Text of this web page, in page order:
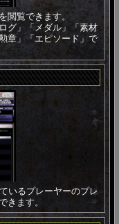
閲覧できます。
グ」「メダル」「素材
章」「エピソード」で
いるプレーヤーのプレ
きます。